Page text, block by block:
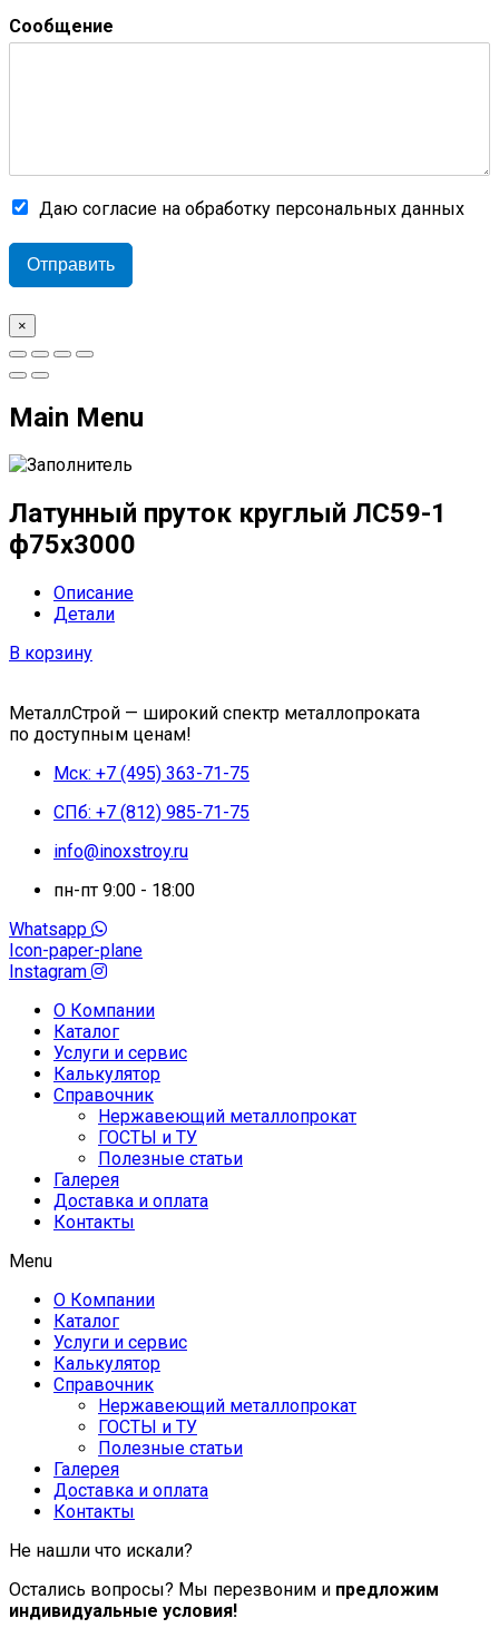
Сообщение
Даю согласие на обработку персональных данных
Отправить
×
Main Menu
Латунный пруток круглый ЛС59-1
ф75х3000
Описание
Детали
В корзину
МеталлСтрой — широкий спектр металлопроката
по доступным ценам!
Мск: +7 (495) 363-71-75
СПб: +7 (812) 985-71-75
info@inoxstroy.ru
пн-пт 9:00 - 18:00
Whatsapp
Icon-paper-plane
Instagram
О Компании
Каталог
Услуги и сервис
Калькулятор
Справочник
Нержавеющий металлопрокат
ГОСТЫ и ТУ
Полезные статьи
Галерея
Доставка и оплата
Контакты
Menu
О Компании
Каталог
Услуги и сервис
Калькулятор
Справочник
Нержавеющий металлопрокат
ГОСТЫ и ТУ
Полезные статьи
Галерея
Доставка и оплата
Контакты
Не нашли что искали?
Остались вопросы? Мы перезвоним и предложим
индивидуальные условия!